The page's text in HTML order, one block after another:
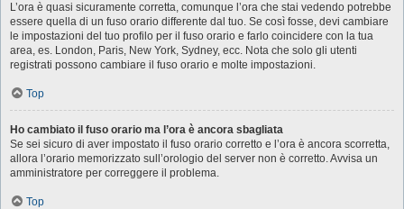
L’ora è quasi sicuramente corretta, comunque l’ora che stai vedendo potrebbe
essere quella di un fuso orario differente dal tuo. Se così fosse, devi cambiare
le impostazioni del tuo profilo per il fuso orario e farlo coincidere con la tua
area, es. London, Paris, New York, Sydney, ecc. Nota che solo gli utenti
registrati possono cambiare il fuso orario e molte impostazioni.
Top
Ho cambiato il fuso orario ma l’ora è ancora sbagliata
Se sei sicuro di aver impostato il fuso orario corretto e l’ora è ancora scorretta,
allora l’orario memorizzato sull’orologio del server non è corretto. Avvisa un
amministratore per correggere il problema.
Top